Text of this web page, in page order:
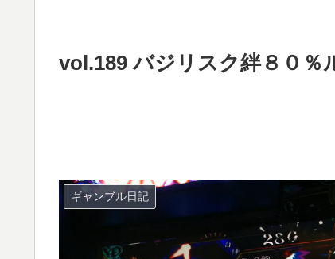
vol.189 バジリスク絆８０％
ギャンブル日記